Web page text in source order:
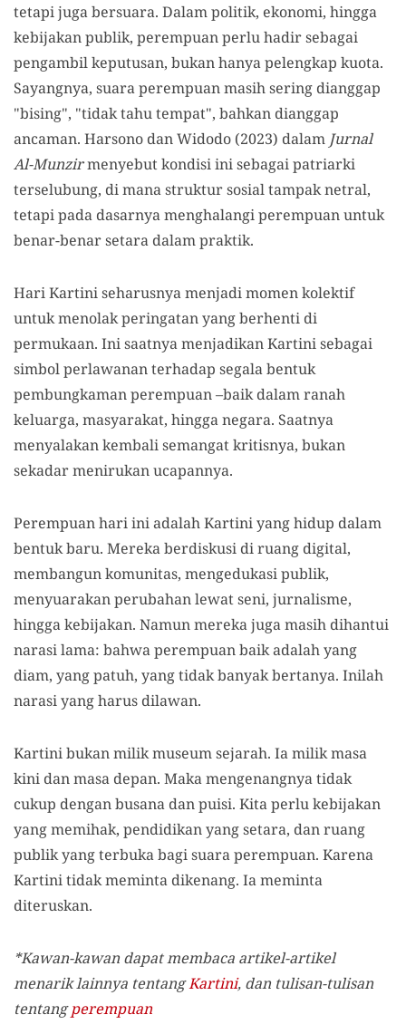
tetapi juga bersuara. Dalam politik, ekonomi, hingga
kebijakan publik, perempuan perlu hadir sebagai
pengambil keputusan, bukan hanya pelengkap kuota.
Sayangnya, suara perempuan masih sering dianggap
"bising", "tidak tahu tempat", bahkan dianggap
ancaman. Harsono dan Widodo (2023) dalam Jurnal
Al-Munzirmenyebut kondisi ini sebagai patriarki
terselubung, di mana struktur sosial tampak netral,
tetapi pada dasarnya menghalangi perempuan untuk
benar-benar setara dalam praktik.
Hari Kartini seharusnya menjadi momen kolektif
untuk menolak peringatan yang berhenti di
permukaan. Ini saatnya menjadikan Kartini sebagai
simbol perlawanan terhadap segala bentuk
pembungkaman perempuan –baik dalam ranah
keluarga, masyarakat, hingga negara. Saatnya
menyalakan kembali semangat kritisnya, bukan
sekadar menirukan ucapannya.
Perempuan hari ini adalah Kartini yang hidup dalam
bentuk baru. Mereka berdiskusi di ruang digital,
membangun komunitas, mengedukasi publik,
menyuarakan perubahan lewat seni, jurnalisme,
hingga kebijakan. Namun mereka juga masih dihantui
narasi lama: bahwa perempuan baik adalah yang
diam, yang patuh, yang tidak banyak bertanya. Inilah
narasi yang harus dilawan.
Kartini bukan milik museum sejarah. Ia milik masa
kini dan masa depan. Maka mengenangnya tidak
cukup dengan busana dan puisi. Kita perlu kebijakan
yang memihak, pendidikan yang setara, dan ruang
publik yang terbuka bagi suara perempuan. Karena
Kartini tidak meminta dikenang. Ia meminta
diteruskan.
*Kawan-kawan dapat membaca artikel-artikel
menarik lainnya tentangKartini, dan tulisan-tulisan
tentangperempuan